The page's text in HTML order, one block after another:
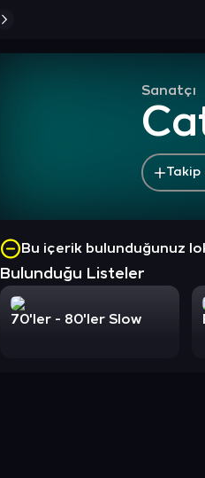
Sanatçı
Takip
Bu içerik bulunduğunuz
Bulunduğu Listeler
70'ler - 80'ler Slow